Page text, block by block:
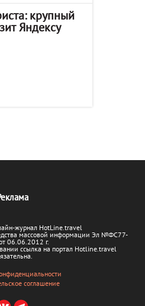
крупный
Яндексу
журнал HotLine.travel
массовой информации Эл №ФС77-
06.06.2012 г.
ссылка на портал Hotline.travel
соглашение